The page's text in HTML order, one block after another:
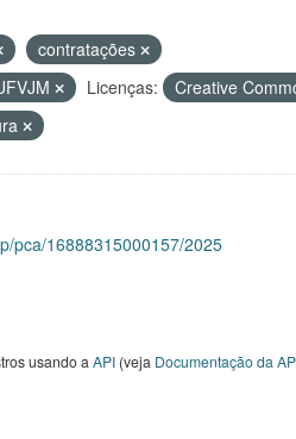
contratações
Licenças:
Creative
pca/16888315000157/2025
usando a API(veja Documentação da